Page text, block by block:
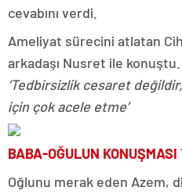
cevabını verdi.
Ameliyat sürecini atlatan
arkadaşı Nusret ile
‘Tedbirsizlik cesaret
için çok acele etme’
BABA-OĞULUN
Oğlunu merak eden Azem,